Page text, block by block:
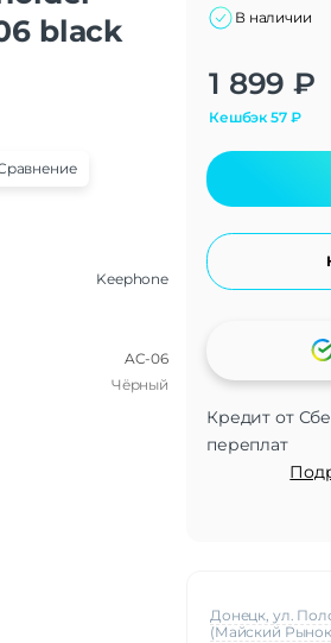
black
Keephone
AC-06
Чёрный
В наличии
1 899 ₽
Кешбэк57₽
Кредит от
переплат
Alternative:
Донецк, ул.
(Майский